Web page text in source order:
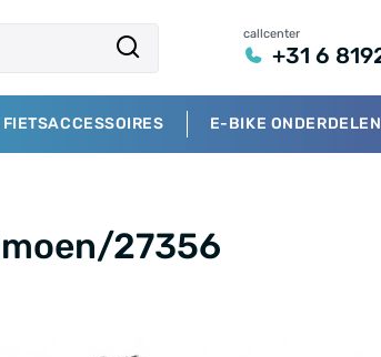
callcenter
+31 6
FIETSACCESSOIRES E-BIKE ONDERDELEN
27356